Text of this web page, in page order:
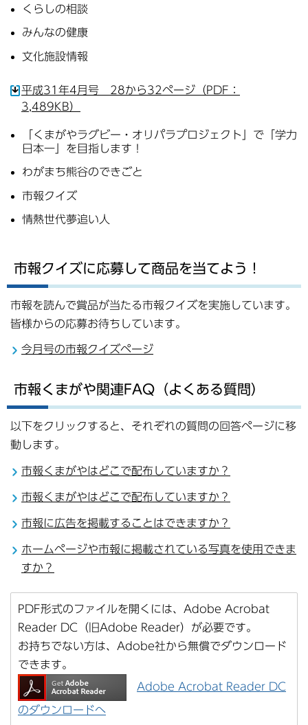
くらしの相談
みんなの健康
文化施設情報
平成31年4月号 28から32ページ（PDF：
3,489KB）
「くまがやラグビー・オリパラプロジェクト」で「学力
日本一」を目指します！
わがまち熊谷のできごと
市報クイズ
情熱世代夢追い人
市報クイズに応募して商品を当てよう！
市報を読んで賞品が当たる市報クイズを実施しています。
皆様からの応募お待ちしています。
今月号の市報クイズページ
市報くまがや関連FAQ（よくある質問）
以下をクリックすると、それぞれの質問の回答ページに移
動します。
市報くまがやはどこで配布していますか？
市報くまがやはどこで配布していますか？
市報に広告を掲載することはできますか？
ホームページや市報に掲載されている写真を使用できま
すか？
PDF形式のファイルを開くには、Adobe Acrobat
Reader DC（旧Adobe Reader）が必要です。
お持ちでない方は、Adobe社から無償でダウンロード
できます。
Adobe Acrobat Reader DC
のダウンロードへ